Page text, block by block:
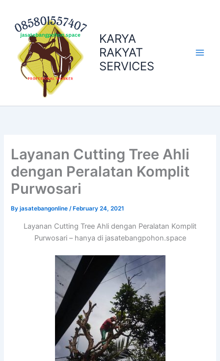
content
KARYA
RAKYAT
SERVICES
Layanan Cutting Tree Ahli
dengan Peralatan Komplit
Purwosari
Byjasatebangonline/ February 24, 2021
Layanan Cutting Tree Ahli dengan Peralatan Komplit
Purwosari – hanya di jasatebangpohon.space